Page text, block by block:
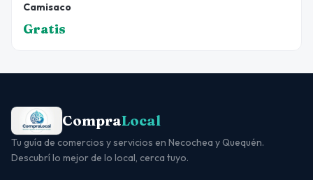
Camisaco
Gratis
CompraLocal
Tu guía de comercios y servicios en Necochea y Quequén.
Descubrí lo mejor de lo local, cerca tuyo.